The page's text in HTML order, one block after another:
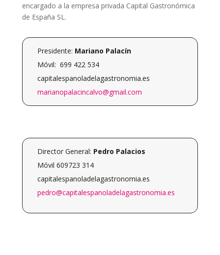
encargado a la empresa privada Capital Gastronómica
de España SL.
Presidente: Mariano Palacín
Móvil: 699 422 534
capitalespanoladelagastronomia.es
marianopalacincalvo@gmail.com
Director General: Pedro Palacios
Móvil 609723 314
capitalespanoladelagastronomia.es
pedro@capitalespanoladelagastronomia.es